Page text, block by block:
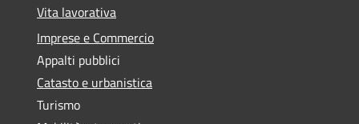
Vita lavorativa
Imprese e Commercio
Appalti pubblici
Catasto e urbanistica
Turismo